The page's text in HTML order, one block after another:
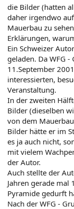
die Bilder (hatten
daher irgendwo
Mauerbau zu
Erklärungen,
Ein Schweizer
geladen. Da WFG -
11.September
interessierten,
Veranstaltung.
In der zweiten
Bilder (dieselben
von dem
Bilder hätte er im
es ja auch nicht,
mit vielem
der Autor.
Auch stellte der
Jahren gerade mal
Pyramide gedurft
Nach der WFG -